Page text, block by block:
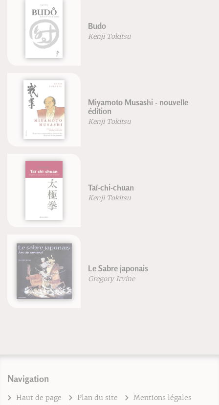
Budo
Kenji Tokitsu
Miyamoto Musashi - nouvelle
édition
Kenji Tokitsu
Taï-chi-chuan
Kenji Tokitsu
Le Sabre japonais
Gregory Irvine
Navigation
Haut de page Plan du site
Mentions légales